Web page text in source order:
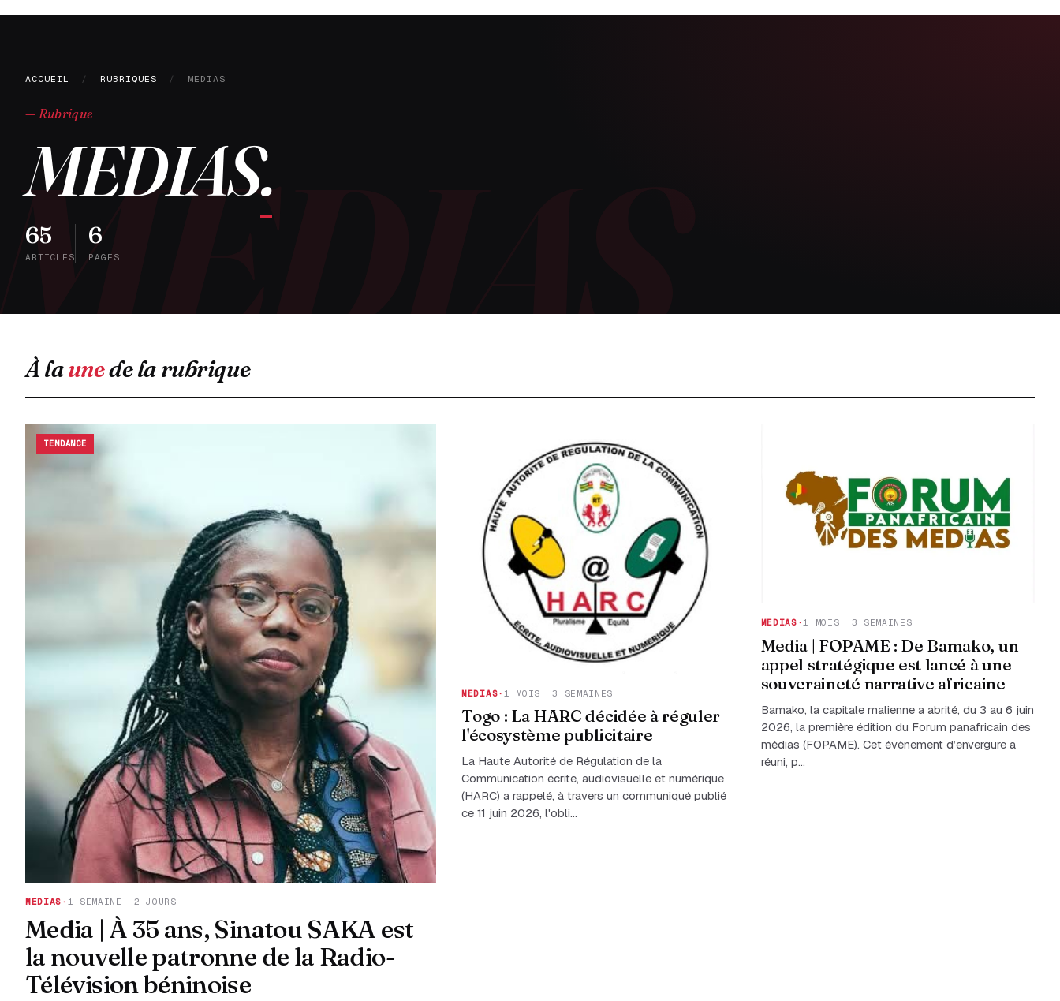
ACCUEIL / RUBRIQUES / MEDIAS
— Rubrique
MEDIAS.
65
ARTICLES
6
PAGES
À launede la rubrique
TENDANCE
MEDIAS · 1 SEMAINE, 2 JOURS
Media | À 35 ans, Sinatou SAKA est
la nouvelle patronne de la Radio-
Télévision béninoise
MEDIAS· 1 MOIS, 3 SEMAINES
Togo : La HARC décidée à réguler
l'écosystème publicitaire
La Haute Autorité de Régulation de la
Communication écrite, audiovisuelle et numérique
(HARC) a rappelé, à travers un communiqué publié
ce 11 juin 2026, l'obli…
MEDIAS ·1 MOIS, 3 SEMAINES
Media | FOPAME : De Bamako, un
appel stratégique est lancé à une
souveraineté narrative africaine
Bamako, la capitale malienne a abrité, du 3 au 6 juin
2026, la première édition du Forum panafricain des
médias (FOPAME). Cet évènement d’envergure a
réuni, p…